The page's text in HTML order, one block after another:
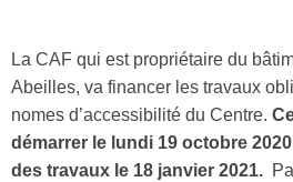
La CAF qui est propriétaire du
Abeilles, va financer les travaux
nomes d’accessibilité du Centre.
démarrer le lundi 19 octobre
des travaux le 18 janvier 2021.